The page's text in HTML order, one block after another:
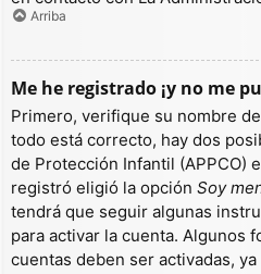
Arriba
Me he registrado ¡y no me
Primero, verifique su nombre
todo está correcto, hay dos
de Protección Infantil (APPCO)
registró eligió la opción Soy
tendrá que seguir algunas
para activar la cuenta. Algunos
cuentas deben ser activadas,